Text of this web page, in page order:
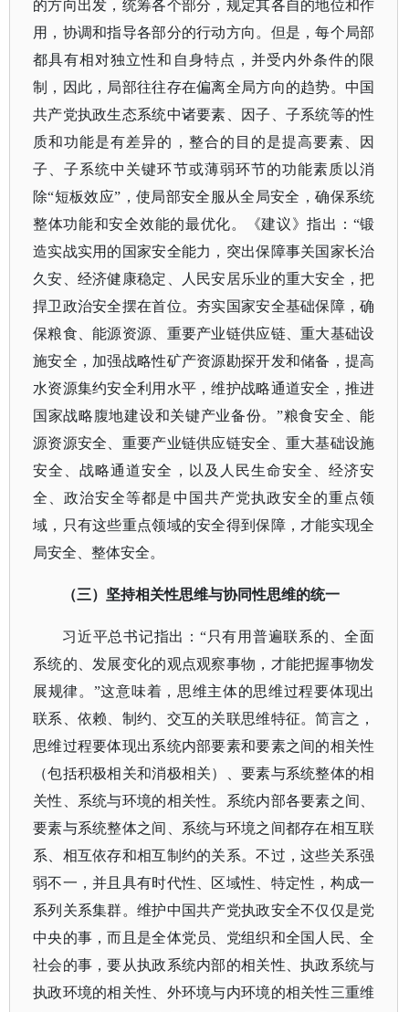
的方向出发，统筹各个部分，规定其各自的地位和作
用，协调和指导各部分的行动方向。但是，每个局部
都具有相对独立性和自身特点，并受内外条件的限
制，因此，局部往往存在偏离全局方向的趋势。中国
共产党执政生态系统中诸要素、因子、子系统等的性
质和功能是有差异的，整合的目的是提高要素、因
子、子系统中关键环节或薄弱环节的功能素质以消
除“短板效应”，使局部安全服从全局安全，确保系统
整体功能和安全效能的最优化。《建议》指出：“锻
造实战实用的国家安全能力，突出保障事关国家长治
久安、经济健康稳定、人民安居乐业的重大安全，把
捍卫政治安全摆在首位。夯实国家安全基础保障，确
保粮食、能源资源、重要产业链供应链、重大基础设
施安全，加强战略性矿产资源勘探开发和储备，提高
水资源集约安全利用水平，维护战略通道安全，推进
国家战略腹地建设和关键产业备份。”粮食安全、能
源资源安全、重要产业链供应链安全、重大基础设施
安全、战略通道安全，以及人民生命安全、经济安
全、政治安全等都是中国共产党执政安全的重点领
域，只有这些重点领域的安全得到保障，才能实现全
局安全、整体安全。
（三）坚持相关性思维与协同性思维的统一
习近平总书记指出： “只有用普遍联系的、全面
系统的、发展变化的观点观察事物，才能把握事物发
展规律。”这意味着，思维主体的思维过程要体现出
联系、依赖、制约、交互的关联思维特征。简言之，
思维过程要体现出系统内部要素和要素之间的相关性
（包括积极相关和消极相关）、要素与系统整体的相
关性、系统与环境的相关性。系统内部各要素之间、
要素与系统整体之间、系统与环境之间都存在相互联
系、相互依存和相互制约的关系。不过，这些关系强
弱不一，并且具有时代性、区域性、特定性，构成一
系列关系集群。维护中国共产党执政安全不仅仅是党
中央的事，而且是全体党员、党组织和全国人民、全
社会的事，要从执政系统内部的相关性、执政系统与
执政环境的相关性、外环境与内环境的相关性三重维